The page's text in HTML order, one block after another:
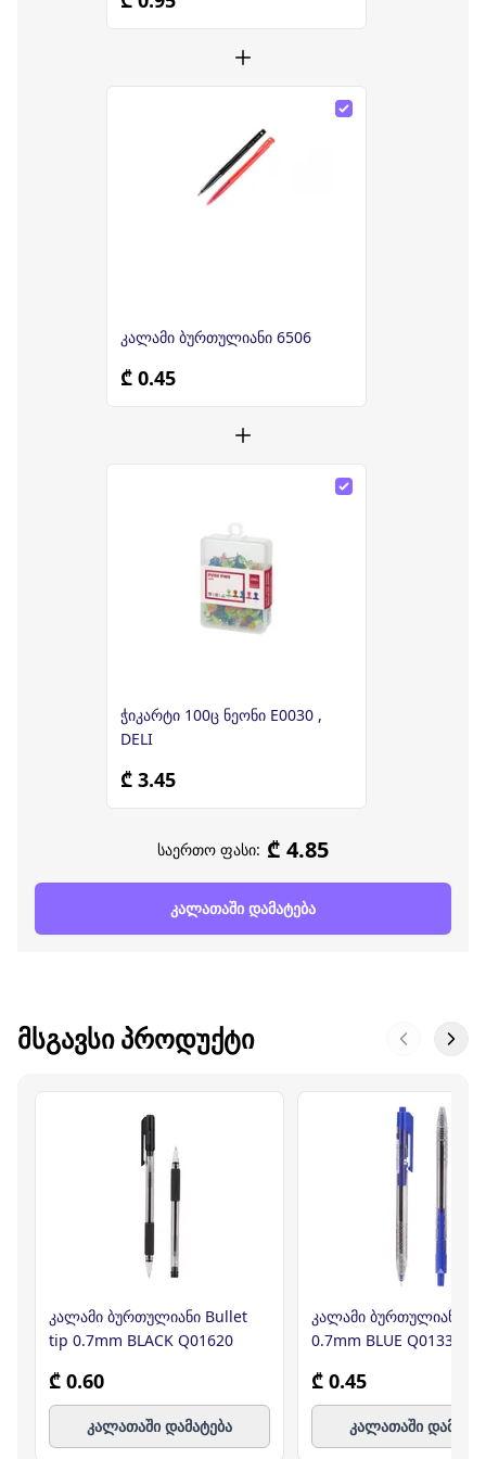
კალამი ბურთულიანი 6506
₾ 0.45
ჭიკარტი 100ც ნეონი E0030 ,
DELI
₾ 3.45
საერთო ფასი: ₾ 4.85
კალათაში დამატება
ᲛᲡᲒᲐᲕᲡᲘ ᲞᲠᲝᲓᲣᲥᲢᲘ
კალამი ბურთულიანი Bullet
tip 0.7mm BLACK Q01620
₾ 0.60
კალათაში დამატება
კალამი ბურთულიანი
0.7mm BLUE
₾ 0.45
კალათაში